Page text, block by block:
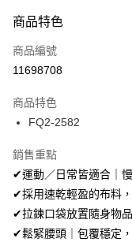
信用卡一次付款
超商取貨付款
Apple Pay
街口支付
悠遊付
ATM付款
商品特色
商品編號
11698708
商品特色
FQ2-2582
銷售重點
✔運動／日常皆適合｜
✔採用速乾輕盈的布料
✔拉鍊口袋放置隨身物
✔鬆緊腰頭｜包覆穩定